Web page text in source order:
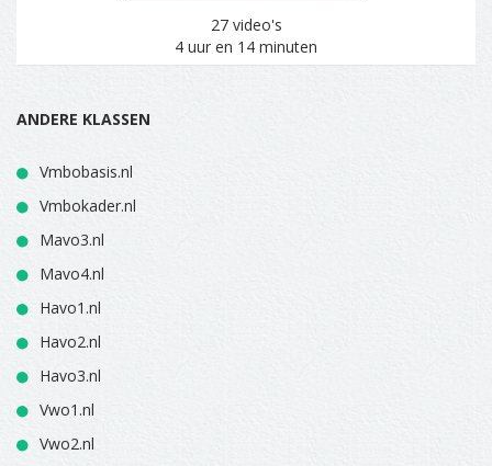
27 video's
4 uur en 14 minuten
ANDERE KLASSEN
Vmbobasis.nl
Vmbokader.nl
Mavo3.nl
Mavo4.nl
Havo1.nl
Havo2.nl
Havo3.nl
Vwo1.nl
Vwo2.nl